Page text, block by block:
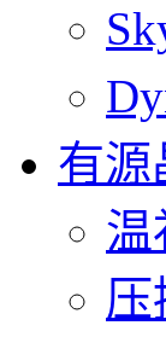
有源
温
压